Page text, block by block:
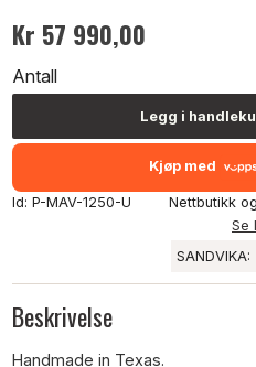
Kr 57 990,00
Antall
Legg i
Kjøp med
Id: P-MAV-1250-U Nettbutikk
Se
SANDVIKA:
Beskrivelse
Handmade in Texas.